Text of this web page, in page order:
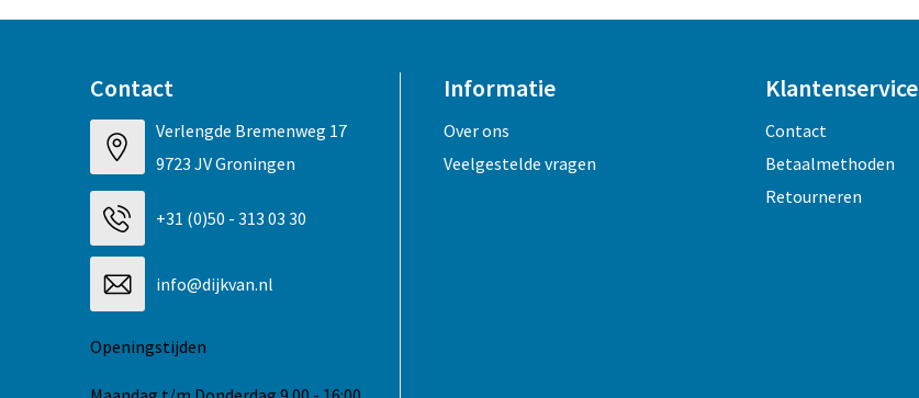
Contact
Verlengde Bremenweg 17
9723 JV Groningen
+31 (0)50 - 313 03 30
info@dijkvan.nl
Openingstijden
Informatie
Over ons
Veelgestelde vragen
Klantenservice
Contact
Betaalmethoden
Retourneren